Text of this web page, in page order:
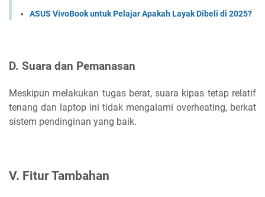
ASUS VivoBook untuk Pelajar Apakah Layak Dibeli di 2025?
D. Suara dan Pemanasan
Meskipun melakukan tugas berat, suara kipas tetap relatif
tenang dan laptop ini tidak mengalami overheating, berkat
sistem pendinginan yang baik.
V. Fitur Tambahan